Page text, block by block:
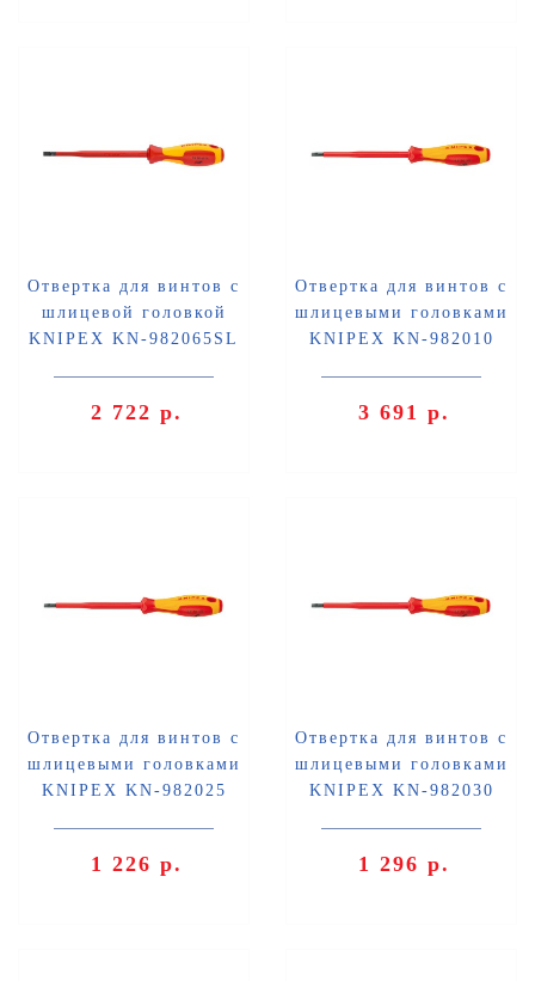
Отвертка для винтов с
шлицевой головкой
KNIPEX KN-982065SL
2 722 р.
Отвертка для винтов с
шлицевыми головками
KNIPEX KN-982010
3 691 р.
Отвертка для винтов с
шлицевыми головками
KNIPEX KN-982025
1 226 р.
Отвертка для винтов с
шлицевыми головками
KNIPEX KN-982030
1 296 р.